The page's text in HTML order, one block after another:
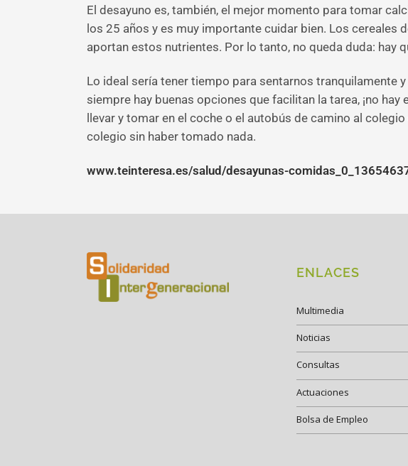
El desayuno es, también, el mejor momento para tomar
los 25 años y es muy importante cuidar bien. Los cereales
aportan estos nutrientes. Por lo tanto, no queda duda: hay
Lo ideal sería tener tiempo para sentarnos tranquilamente
siempre hay buenas opciones que facilitan la tarea, ¡no
llevar y tomar en el coche o el autobús de camino al
colegio sin haber tomado nada.
www.teinteresa.es/salud/desayunas-
ENLACES
Multimedia
Noticias
Consultas
Actuaciones
Bolsa de Empleo